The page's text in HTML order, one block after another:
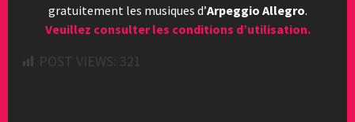
gratuitement les musiques d’Arpeggio Allegro.
Veuillez consulter les conditions d’utilisation.
POST VIEWS: 321